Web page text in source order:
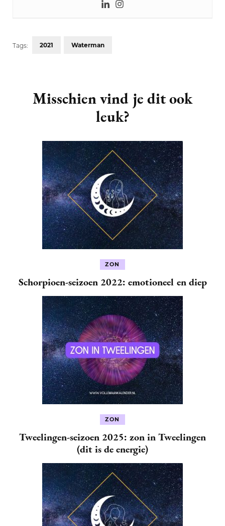
Tags: 2021 Waterman
Navigation
Misschien vind je dit ook
leuk?
ZON
Schorpioen-seizoen 2022: emotioneel en diep
ZON
Tweelingen-seizoen 2025: zon in Tweelingen
(dit is de energie)